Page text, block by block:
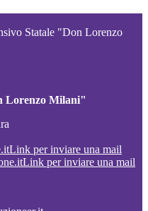
Statale "Don Lorenzo
Lorenzo Milani"
Link per inviare una mail
Link per inviare una mail